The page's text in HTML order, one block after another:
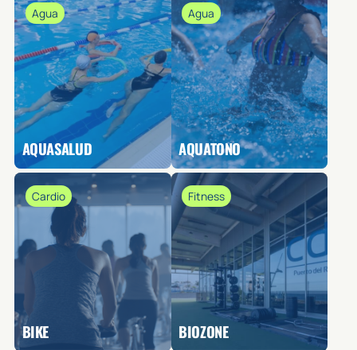
Agua
AQUASALUD
Agua
AQUATONO
Cardio
BIKE
Fitness
BIOZONE